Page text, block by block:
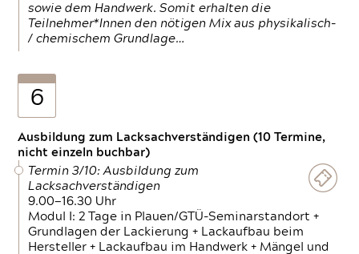
sowie dem Handwerk. Somit erhalten die
Teilnehmer*Innen den nötigen Mix aus physikalisch-
/ chemischem Grundlage…
6
Ausbildung zum Lacksachverständigen (10 Termine,
nicht einzeln buchbar)
Termin 3/10: Ausbildung zum
Lacksachverständigen
9.00—16.30 Uhr
Modul I: 2 Tage in Plauen/GTÜ-Seminarstandort +
Grundlagen der Lackierung + Lackaufbau beim
Hersteller + Lackaufbau im Handwerk + Mängel und